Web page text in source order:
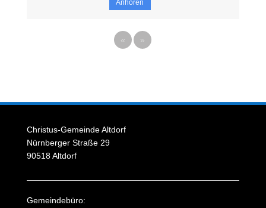
Anhören
« »
Christus-Gemeinde Altdorf
Nürnberger Straße 29
90518 Altdorf
Gemeindebüro: